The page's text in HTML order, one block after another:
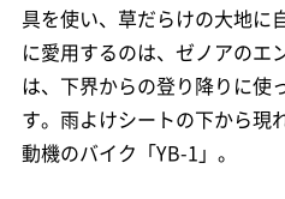
具を使い、草だらけの大地に
に愛用するのは、ゼノアのエ
は、下界からの登り降りに使
す。雨よけシートの下から現
動機のバイク「YB-1」。